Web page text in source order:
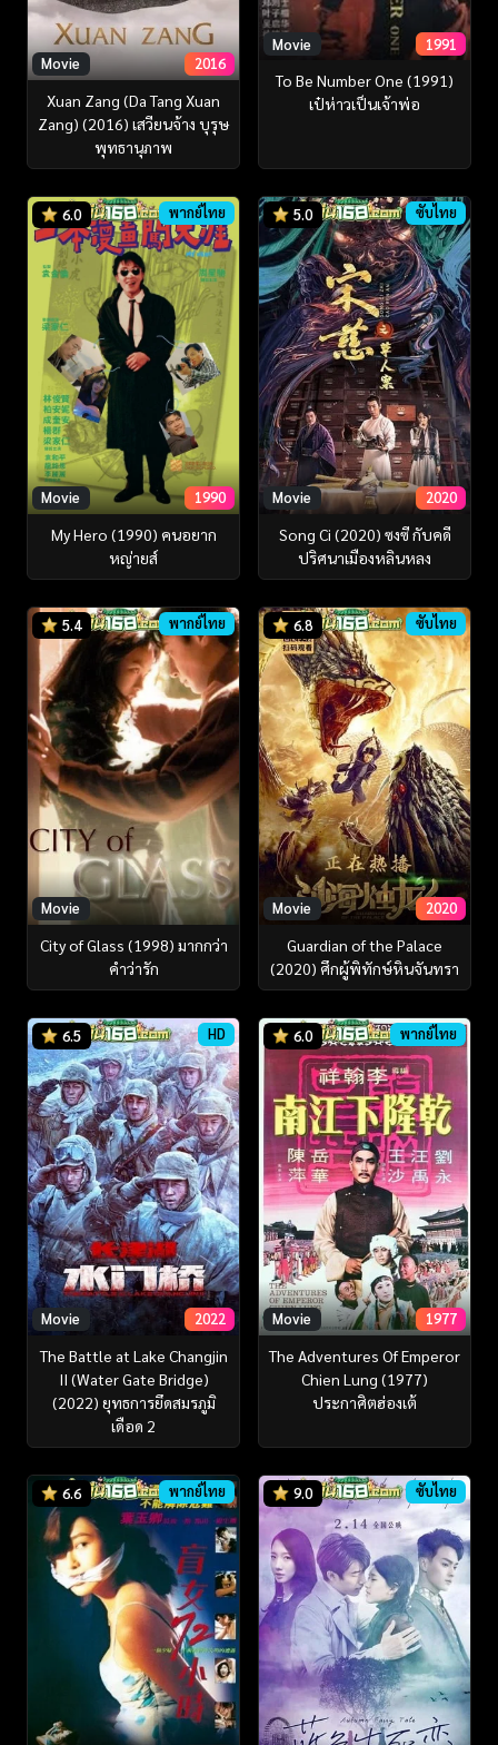
Movie 2016
Xuan Zang (Da Tang Xuan
Zang) (2016) เสวียนจ้าง บุรุษ
พุทธานุภาพ
Movie 1991
To Be Number One (1991)
เป๋ห่าวเป็นเจ้าพ่อ
6.0 พากย์ไทย
Movie 1990
My Hero (1990) คนอยาก
หญ่ายส์
5.0 ซับไทย
Movie 2020
Song Ci (2020) ซงซี กับคดี
ปริศนาเมืองหลินหลง
5.4 พากย์ไทย
Movie
City of Glass (1998) มากกว่า
คำว่ารัก
6.8 ซับไทย
Movie 2020
Guardian of the Palace
(2020) ศึกผู้พิทักษ์หินจันทรา
6.5 HD
Movie 2022
The Battle at Lake Changjin
II (Water Gate Bridge)
(2022) ยุทธการยึดสมรภูมิ
เดือด 2
6.0 พากย์ไทย
Movie 1977
The Adventures Of Emperor
Chien Lung (1977)
ประกาศิตฮ่องเต้
6.6 พากย์ไทย 9.0 ซับไทย